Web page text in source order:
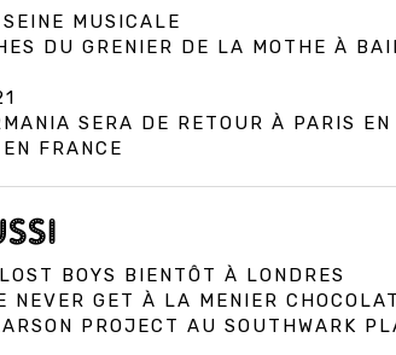
MUSICALE
DU GRENIER DE LA MOTHE À
SERA DE RETOUR À PARIS
FRANCE
BOYS BIENTÔT À LONDRES
GET À LA MENIER
PROJECT AU SOUTHWARK